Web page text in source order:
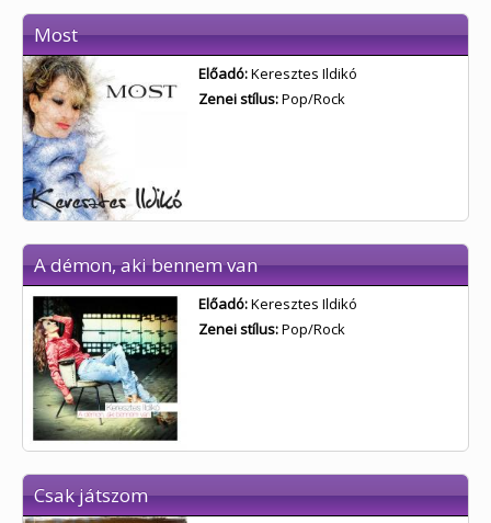
Most
Előadó:Keresztes Ildikó
Zenei stílus:Pop/Rock
A démon, aki bennem van
Előadó:Keresztes Ildikó
Zenei stílus:Pop/Rock
Csak játszom